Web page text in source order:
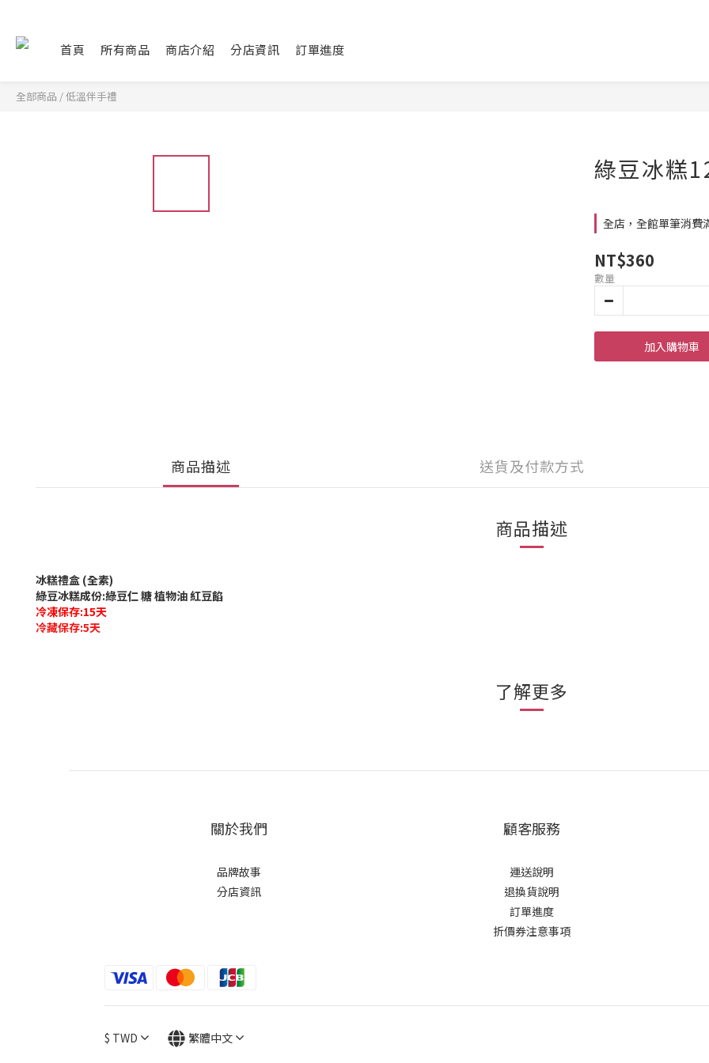
首頁 所有商品 商店介紹 分店資訊 訂單進度
全部商品 /低溫伴手禮
綠豆冰糕
全店，全館單筆消費
NT$360
數量
加入購物車
商品描述 送貨及付款方式
商品描述
冰糕禮盒 (全素)
綠豆冰糕成份:綠豆仁 糖 植物油 紅豆餡
冷凍保存:15天
冷藏保存:5天
了解更多
關於我們
品牌故事
分店資訊
顧客服務
運送說明
退換貨說明
訂單進度
折價券注意事項
$ TWD 繁體中文